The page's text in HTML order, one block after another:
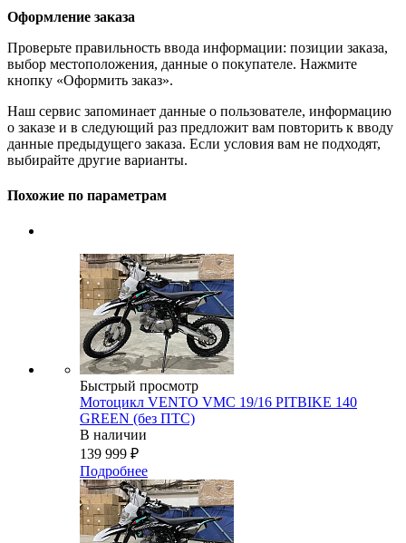
Оформление заказа
Проверьте правильность ввода информации: позиции заказа,
выбор местоположения, данные о покупателе. Нажмите
кнопку «Оформить заказ».
Наш сервис запоминает данные о пользователе, информацию
о заказе и в следующий раз предложит вам повторить к вводу
данные предыдущего заказа. Если условия вам не подходят,
выбирайте другие варианты.
Похожие по параметрам
Быстрый просмотр
Мотоцикл VENTO VMC 19/16 PITBIKE 140
GREEN (без ПТС)
В наличии
139 999 ₽
Подробнее